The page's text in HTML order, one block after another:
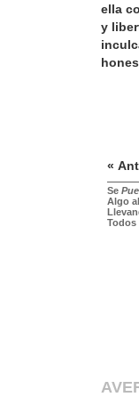
ella
y
«
Se
Algo
Todos